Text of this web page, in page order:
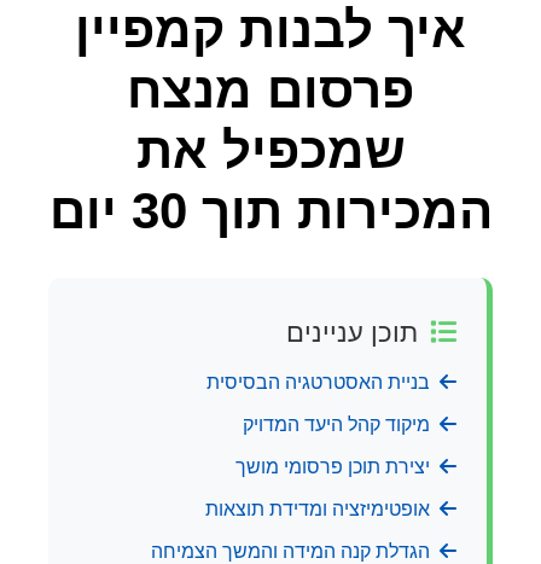
איך לבנות קמפיין
פרסום מנצח
שמכפיל את
המכירות תוך 30 יום
תוכן עניינים
בניית האסטרטגיה הבסיסית
מיקוד קהל היעד המדויק
יצירת תוכן פרסומי מושך
אופטימיזציה ומדידת תוצאות
הגדלת קנה המידה והמשך הצמיחה